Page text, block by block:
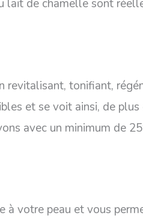
lait de chamelle sont
revitalisant, tonifiant,
et se voit ainsi, de
avec un minimum de
à votre peau et vous